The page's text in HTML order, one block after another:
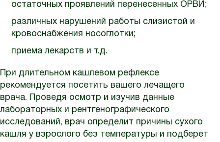
остаточных проявлений перенесенных ОРВИ;
различных нарушений работы слизистой и
кровоснабжения носоглотки;
приема лекарств и т.д.
При длительном кашлевом рефлексе
рекомендуется посетить вашего лечащего
врача. Проведя осмотр и изучив данные
лабораторных и рентгенографического
исследований, врач определит причины сухого
кашля у взрослого без температуры и подберет